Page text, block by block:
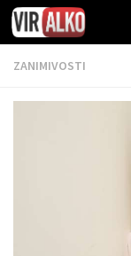
ZANIMIVOSTI